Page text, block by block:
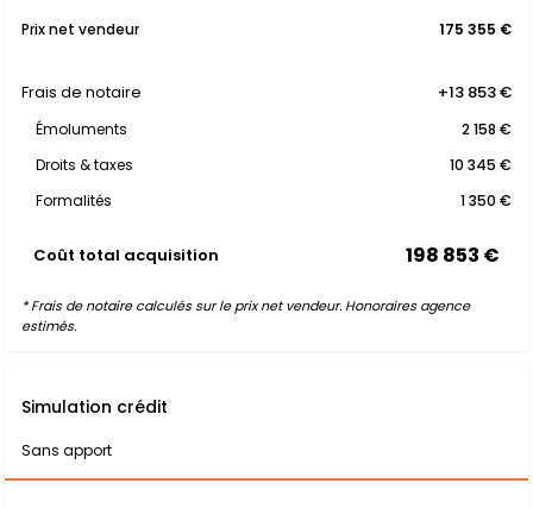
Prix net vendeur
175 355 €
Frais de notaire +13 853 €
Émoluments
2 158 €
Droits & taxes
10 345 €
Formalités
1 350 €
Coût total acquisition 198 853 €
* Frais de notaire calculés sur le prix net vendeur. Honoraires agence
estimés.
Simulation crédit
Sans apport